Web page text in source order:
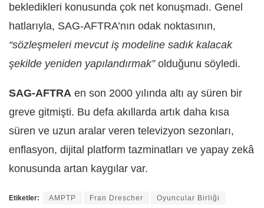
bekledikleri konusunda çok net konuşmadı. Genel
hatlarıyla, SAG-AFTRA’nın odak noktasının,
“sözleşmeleri mevcut iş modeline sadık kalacak
şekilde yeniden yapılandırmak”olduğunu söyledi.
SAG-AFTRA en son 2000 yılında altı ay süren bir
greve gitmişti. Bu defa akıllarda artık daha kısa
süren ve uzun aralar veren televizyon sezonları,
enflasyon, dijital platform tazminatları ve yapay zekâ
konusunda artan kaygılar var.
Etiketler: AMPTP Fran Drescher Oyuncular Birliği